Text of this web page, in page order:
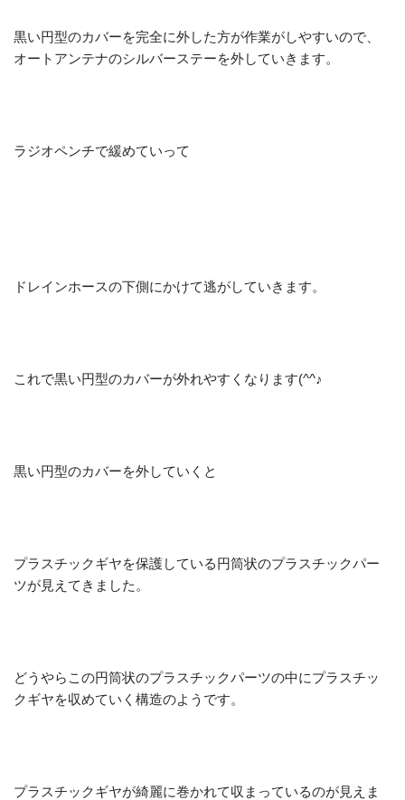
黒い円型のカバーを完全に外した方が作業がしやすいので、
オートアンテナのシルバーステーを外していきます。
ラジオペンチで緩めていって
ドレインホースの下側にかけて逃がしていきます。
これで黒い円型のカバーが外れやすくなります(^^♪
黒い円型のカバーを外していくと
プラスチックギヤを保護している円筒状のプラスチックパー
ツが見えてきました。
どうやらこの円筒状のプラスチックパーツの中にプラスチッ
クギヤを収めていく構造のようです。
プラスチックギヤが綺麗に巻かれて収まっているのが見えま